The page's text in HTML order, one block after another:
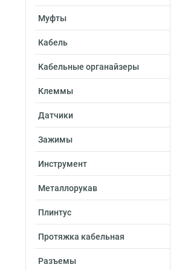
Муфты
Кабель
Кабельные органайзеры
Клеммы
Датчики
Зажимы
Инструмент
Металлорукав
Плинтус
Протяжка кабельная
Разъемы